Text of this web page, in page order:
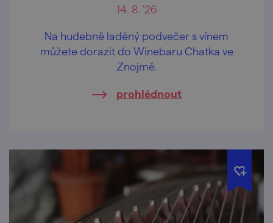
14. 8. '26
Na hudebně laděný podvečer s vínem
můžete dorazit do Winebaru Chatka ve
Znojmě.
prohlédnout